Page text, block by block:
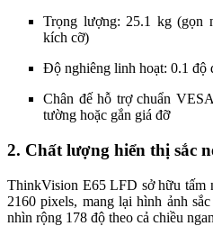
Trọng lượng: 25.1 kg (gọn
kích cỡ)
Độ nghiêng linh hoạt: 0.1 độ
Chân đế hỗ trợ chuẩn
tường hoặc gắn giá đỡ
2. Chất lượng hiển thị sắc
ThinkVision E65 LFD sở hữu tấm
2160 pixels, mang lại hình ảnh
nhìn rộng 178 độ theo cả chiều